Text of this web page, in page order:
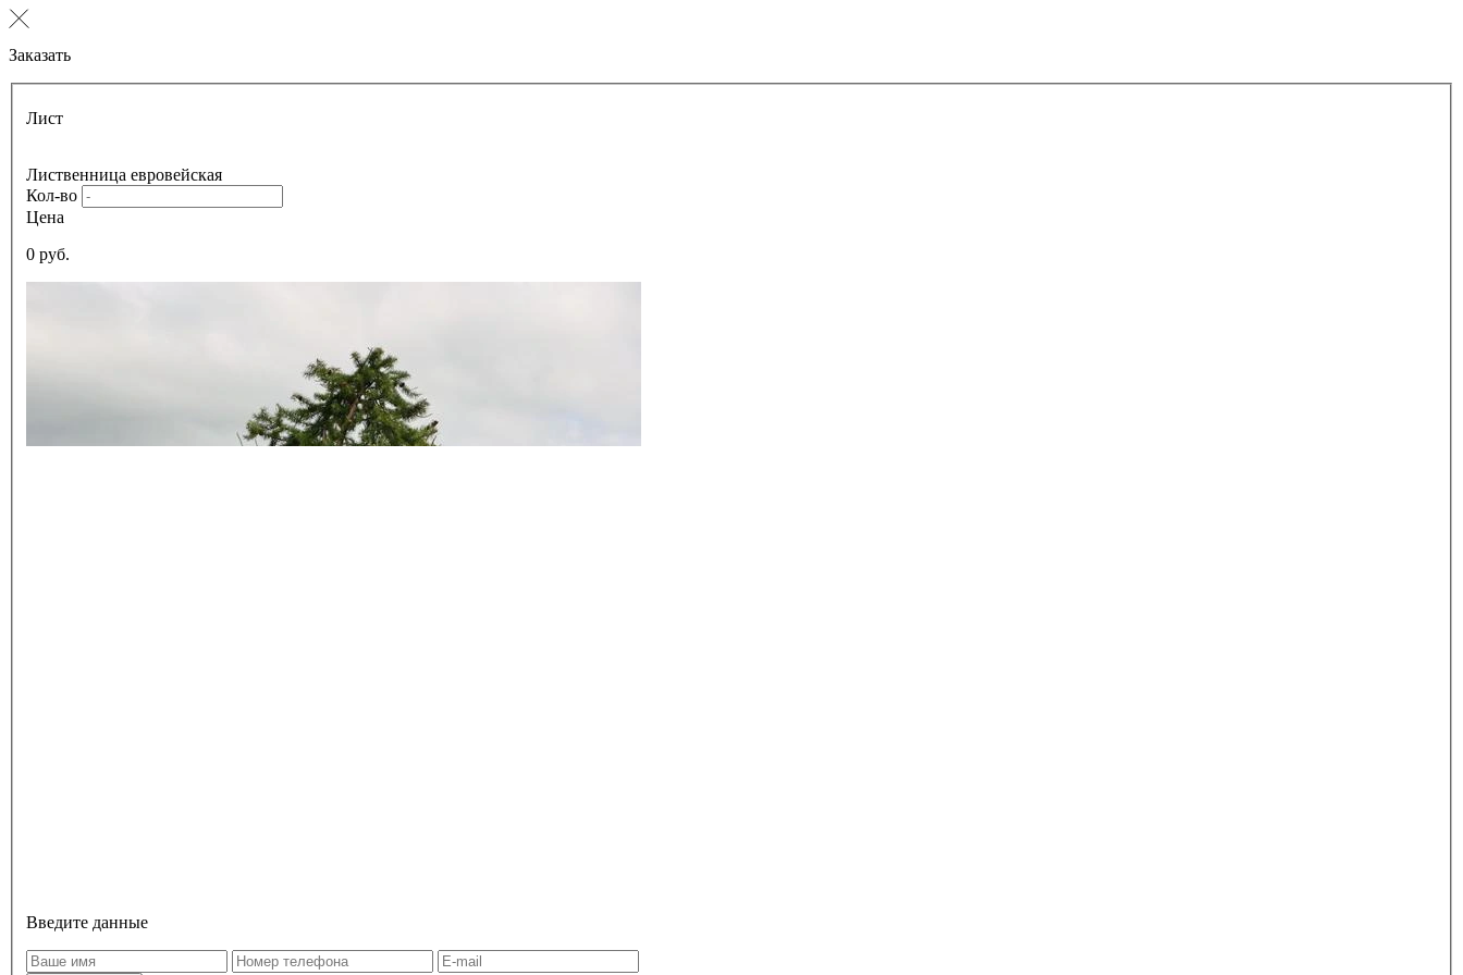
Заказать
Лист
Лиственница евровейская
Кол-во
Цена
0 руб.
Введите данные